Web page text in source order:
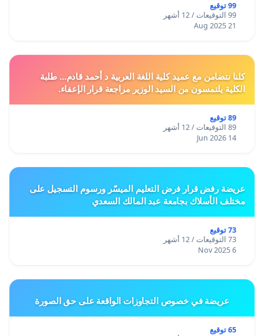
99 توقيع
99 التوقيعات / 12 أشهر
21 Aug 2025
كلنا نتضامن مع عميد كلية اللغة العربية د أحمد قادم... طلبة
الكلية يلتمسون من السيد الوزير مراجعة قرار الإعفاء.
89 توقيع
89 التوقيعات / 12 أشهر
14 Jun 2026
عريضة رفض قرار فرض التعليم الميسّر ورسوم التسجيل على
مختلف الأسلاك بجامعة عبد المالك السعدي
73 توقيع
73 التوقيعات / 12 أشهر
6 Nov 2025
عريضة في خصوص التجاوزات الواقعة على حق الصورة
65 توقيع